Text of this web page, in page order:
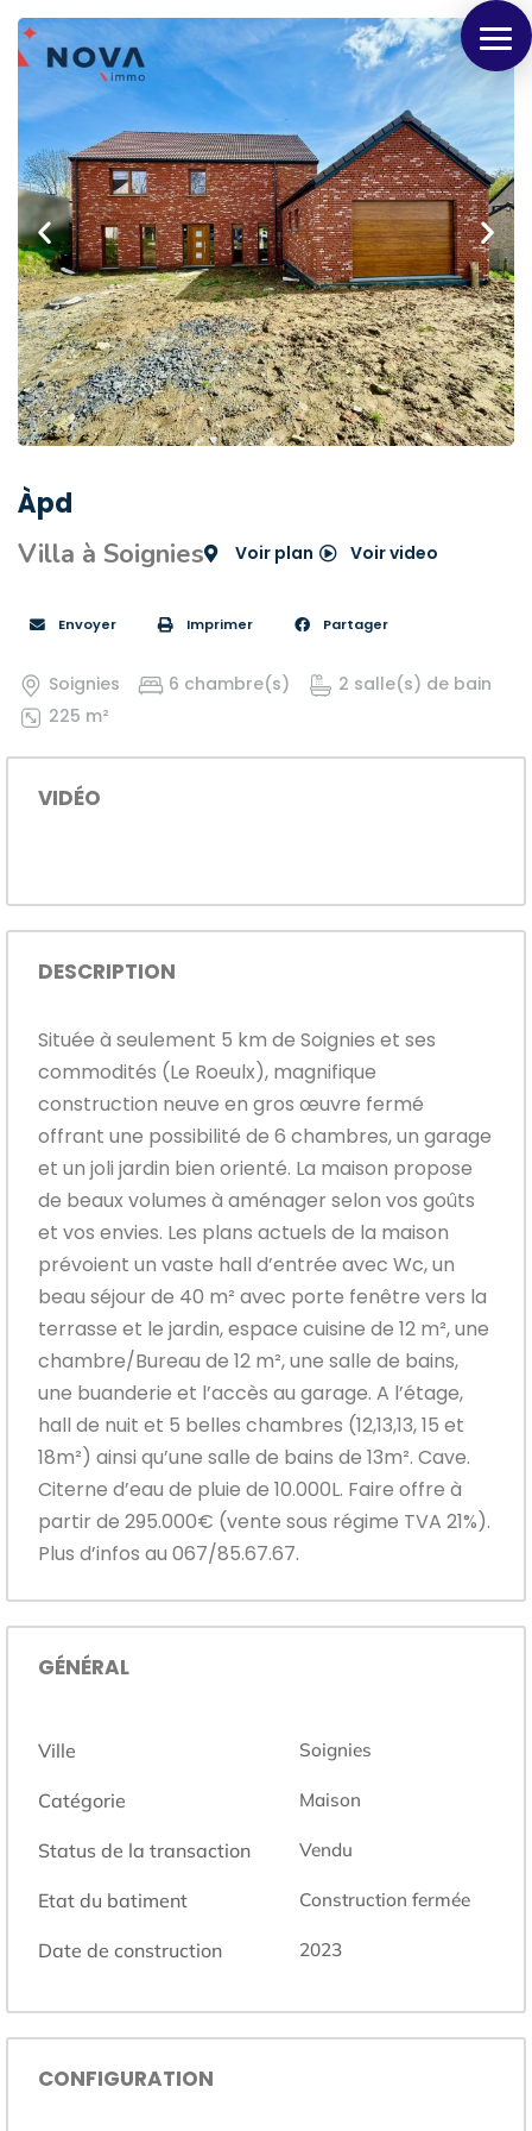
Panneau de gestion des cookies
Àpd
Villa à Soignies Voir plan Voir video
Envoyer Imprimer Partager
Soignies 6 chambre(s)
2 salle(s) de bain
225 m²
VIDÉO
DESCRIPTION
Située à seulement 5 km de Soignies et ses
commodités (Le Roeulx), magnifique
construction neuve en gros œuvre fermé
offrant une possibilité de 6 chambres, un garage
et un joli jardin bien orienté. La maison propose
de beaux volumes à aménager selon vos goûts
et vos envies. Les plans actuels de la maison
prévoient un vaste hall d’entrée avec Wc, un
beau séjour de 40 m² avec porte fenêtre vers la
terrasse et le jardin, espace cuisine de 12 m², une
chambre/Bureau de 12 m², une salle de bains,
une buanderie et l’accès au garage. A l’étage,
hall de nuit et 5 belles chambres (12,13,13, 15 et
18m²) ainsi qu’une salle de bains de 13m². Cave.
Citerne d’eau de pluie de 10.000L. Faire offre à
partir de 295.000€ (vente sous régime TVA 21%).
Plus d’infos au 067/85.67.67.
GÉNÉRAL
Ville Soignies
Catégorie Maison
Status de la transaction Vendu
Etat du batiment Construction fermée
Date de construction 2023
CONFIGURATION